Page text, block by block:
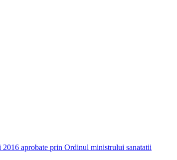
aprobate prin Ordinul ministrului sanatatii